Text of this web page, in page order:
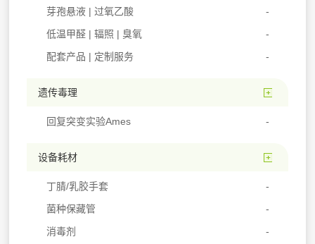
芽孢悬液 | 过氧乙酸
低温甲醛 | 辐照 | 臭氧
配套产品 | 定制服务
遗传毒理
回复突变实验Ames
设备耗材
丁腈/乳胶手套
菌种保藏管
消毒剂